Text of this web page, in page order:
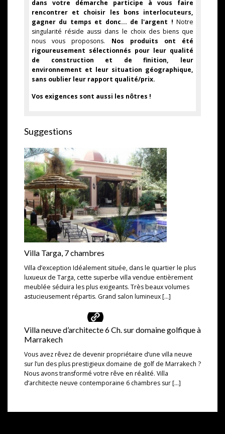
dans votre démarche participe à vous faire
rencontrer et choisir les bons interlocuteurs,
gagner du temps et donc... de l'argent ! Notre
singularité réside aussi dans le choix des biens que
nous vous proposons. Nos produits ont été
rigoureusement sélectionnés pour leur qualité
de construction et de finition, leur
environnement et leur situation géographique,
sans oublier leur rapport qualité/prix.
Vos exigences sont aussi les nôtres !
Suggestions
Villa Targa, 7 chambres
Villa d’exception Idéalement située, dans le quartier le plus
luxueux de Targa, cette superbe villa vendue entièrement
meublée séduira les plus exigeants. Très beaux volumes
astucieusement répartis. Grand salon lumineux […]
Villa neuve d’architecte 6 Ch. sur domaine golfique à
Marrakech
Vous avez rêvez de devenir propriétaire d’une villa neuve
sur l’un des plus prestigieux domaine de golf de Marrakech ?
Nous avons transformé votre rêve en réalité. Villa
d’architecte neuve contemporaine 6 chambres sur […]